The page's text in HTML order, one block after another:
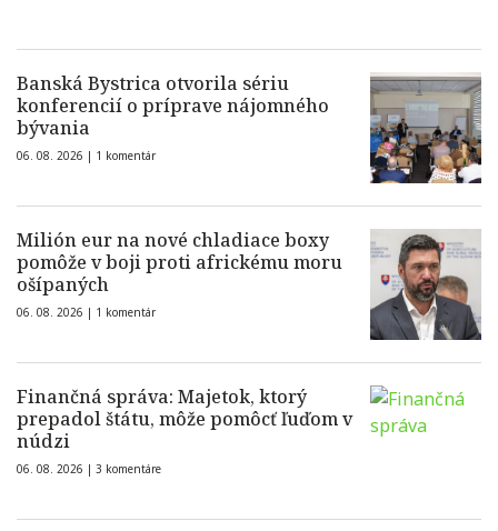
Banská Bystrica otvorila sériu
konferencií o príprave nájomného
bývania
06. 08. 2026 | 1 komentár
Milión eur na nové chladiace boxy
pomôže v boji proti africkému moru
ošípaných
06. 08. 2026 | 1 komentár
Finančná správa: Majetok, ktorý
prepadol štátu, môže pomôcť ľuďom v
núdzi
06. 08. 2026 | 3 komentáre